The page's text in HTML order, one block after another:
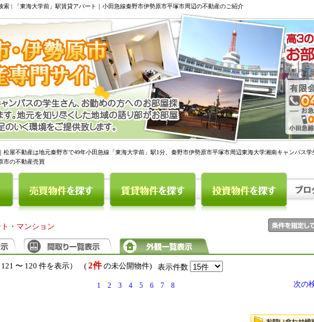
索 | 「東海大学前」駅賃貸アパート｜小田急線秦野市伊勢原市平塚市周辺の不動産のご紹介
松屋不動産は地元秦野市で49年小田急線「東海大学前」駅1分、秦野市伊勢原市平塚市周辺東海大学湘南キャンパス
市の不動産売買
・マンション
〜 120 件を表示） ( 2件の未公開物件) 表示件数
1 2 3 4 5 6 7 8
次の